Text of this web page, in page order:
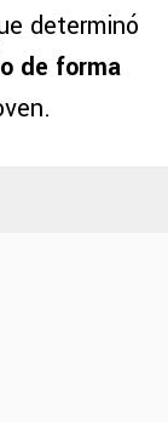
determinó
de forma